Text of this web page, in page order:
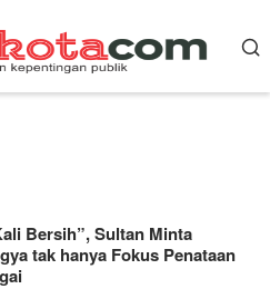
Bersih”, Sultan Minta
tak hanya Fokus Penataan